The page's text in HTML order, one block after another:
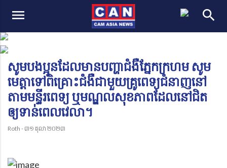
menu search
សូមបងប្អូនដែលមានបញ្ហាជំងឺភ្នែកក្រហម សូម
មេត្តាទៅពិគ្រោះជំងឺជាមួយគ្រូពេទ្យជំនាញនៅ
តាមមន្ទីរពេទ្យ ឬមណ្ឌលសុខភាពដែលនៅជិត
ឲ្យទាន់ពេលវេលា។
Roth - ៣១ តុលា ២០២៣